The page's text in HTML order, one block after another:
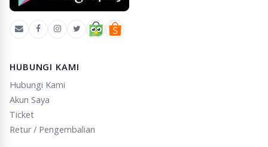
HUBUNGI KAMI
Hubungi Kami
Akun Saya
Ticket
Retur / Pengembalian